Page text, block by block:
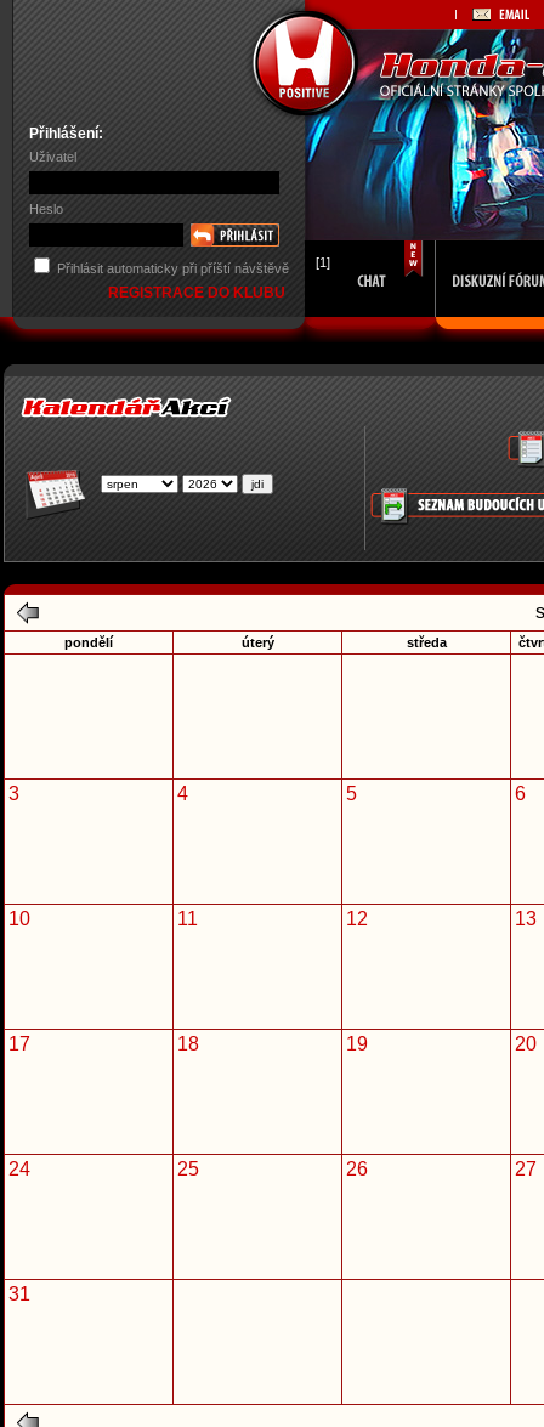
Přihlášení:
Uživatel
Heslo
Přihlásit automaticky při příští návštěvě
REGISTRACE DO KLUBU
[1]
pondělí úterý středa
3 4 5 6
10 11 12 13
17 18 19 20
24 25 26 27
31